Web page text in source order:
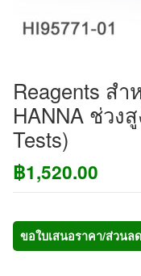
Reagents สำ
HANNA ช่วง
Tests)
฿1,520.00
ขอใบเสนอราคา/ส่วนลด